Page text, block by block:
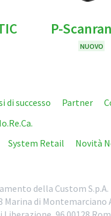
P-
NUOVO
di successo Partner
System Retail Novità
della Custom S.p.A.
Marina di Montemarciano